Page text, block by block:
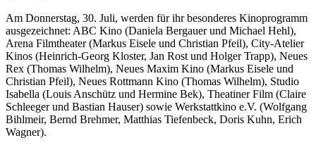
Am Donnerstag, 30. Juli, werden für ihr besonderes Kinoprogramm
ausgezeichnet: ABC Kino (Daniela Bergauer und Michael Hehl),
Arena Filmtheater (Markus Eisele und Christian Pfeil), City-Atelier
Kinos (Heinrich-Georg Kloster, Jan Rost und Holger Trapp), Neues
Rex (Thomas Wilhelm), Neues Maxim Kino (Markus Eisele und
Christian Pfeil), Neues Rottmann Kino (Thomas Wilhelm), Studio
Isabella (Louis Anschütz und Hermine Bek), Theatiner Film (Claire
Schleeger und Bastian Hauser) sowie Werkstattkino e.V. (Wolfgang
Bihlmeir, Bernd Brehmer, Matthias Tiefenbeck, Doris Kuhn, Erich
Wagner).